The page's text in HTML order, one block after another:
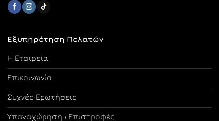
Εξυπηρέτηση Πελατών
Η Εταιρεία
Επικοινωνία
Συχνές Ερωτήσεις
Υπαναχώρηση / Επιστροφές